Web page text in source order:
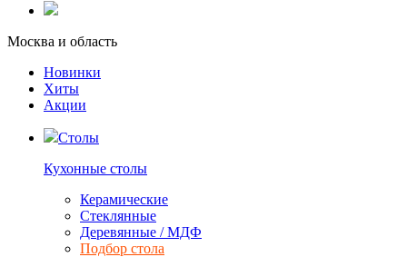
Москва и область
Новинки
Хиты
Акции
Столы
Кухонные столы
Керамические
Стеклянные
Деревянные / МДФ
Подбор стола